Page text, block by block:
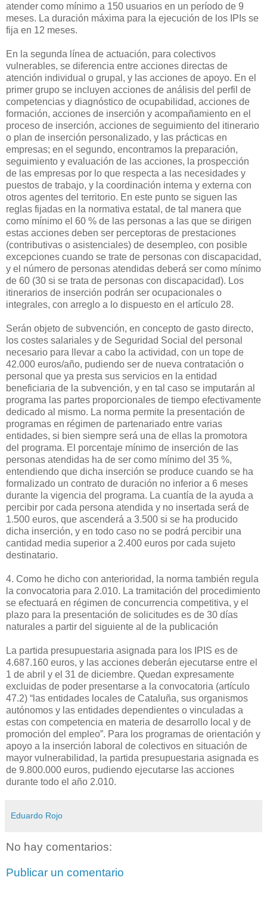
atender como mínimo a 150 usuarios en un período de 9
meses. La duración máxima para la ejecución de los IPIs se
fija en 12 meses.
En la segunda línea de actuación, para colectivos
vulnerables, se diferencia entre acciones directas de
atención individual o grupal, y las acciones de apoyo. En el
primer grupo se incluyen acciones de análisis del perfil de
competencias y diagnóstico de ocupabilidad, acciones de
formación, acciones de inserción y acompañamiento en el
proceso de inserción, acciones de seguimiento del itinerario
o plan de inserción personalizado, y las prácticas en
empresas; en el segundo, encontramos la preparación,
seguimiento y evaluación de las acciones, la prospección
de las empresas por lo que respecta a las necesidades y
puestos de trabajo, y la coordinación interna y externa con
otros agentes del territorio. En este punto se siguen las
reglas fijadas en la normativa estatal, de tal manera que
como mínimo el 60 % de las personas a las que se dirigen
estas acciones deben ser perceptoras de prestaciones
(contributivas o asistenciales) de desempleo, con posible
excepciones cuando se trate de personas con discapacidad,
y el número de personas atendidas deberá ser como mínimo
de 60 (30 si se trata de personas con discapacidad). Los
itinerarios de inserción podrán ser ocupacionales o
integrales, con arreglo a lo dispuesto en el artículo 28.
Serán objeto de subvención, en concepto de gasto directo,
los costes salariales y de Seguridad Social del personal
necesario para llevar a cabo la actividad, con un tope de
42.000 euros/año, pudiendo ser de nueva contratación o
personal que ya presta sus servicios en la entidad
beneficiaria de la subvención, y en tal caso se imputarán al
programa las partes proporcionales de tiempo efectivamente
dedicado al mismo. La norma permite la presentación de
programas en régimen de partenariado entre varias
entidades, si bien siempre será una de ellas la promotora
del programa. El porcentaje mínimo de inserción de las
personas atendidas ha de ser como mínimo del 35 %,
entendiendo que dicha inserción se produce cuando se ha
formalizado un contrato de duración no inferior a 6 meses
durante la vigencia del programa. La cuantía de la ayuda a
percibir por cada persona atendida y no insertada será de
1.500 euros, que ascenderá a 3.500 si se ha producido
dicha inserción, y en todo caso no se podrá percibir una
cantidad media superior a 2.400 euros por cada sujeto
destinatario.
4. Como he dicho con anterioridad, la norma también regula
la convocatoria para 2.010. La tramitación del procedimiento
se efectuará en régimen de concurrencia competitiva, y el
plazo para la presentación de solicitudes es de 30 días
naturales a partir del siguiente al de la publicación
La partida presupuestaria asignada para los IPIS es de
4.687.160 euros, y las acciones deberán ejecutarse entre el
1 de abril y el 31 de diciembre. Quedan expresamente
excluidas de poder presentarse a la convocatoria (artículo
47.2) “las entidades locales de Cataluña, sus organismos
autónomos y las entidades dependientes o vinculadas a
estas con competencia en materia de desarrollo local y de
promoción del empleo”. Para los programas de orientación y
apoyo a la inserción laboral de colectivos en situación de
mayor vulnerabilidad, la partida presupuestaria asignada es
de 9.800.000 euros, pudiendo ejecutarse las acciones
durante todo el año 2.010.
Eduardo Rojo
No hay comentarios:
Publicar un comentario